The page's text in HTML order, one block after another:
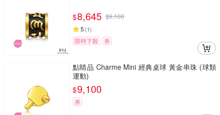
$8,645 $9,100
5 (1)
限時下殺 券
點睛品 Charme Mini 經典桌球 黃金串珠 (球類
運動)
$9,100
券